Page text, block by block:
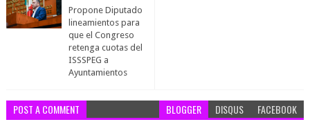
Propone Diputado
lineamientos para
que el Congreso
retenga cuotas del
ISSSPEG a
Ayuntamientos
POST A COMMENT BLOGGER DISQUS FACEBOOK